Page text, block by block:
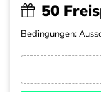
50
Bedingungen: